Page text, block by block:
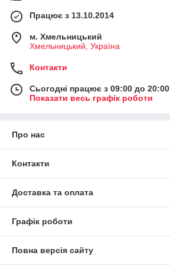
Працює з 13.10.2014
м. Хмельницький
Хмельницький, Україна
Контакти
Сьогодні працює з 09:00 до 20:00
Показати весь графік роботи
Про нас
Контакти
Доставка та оплата
Графік роботи
Повна версія сайту